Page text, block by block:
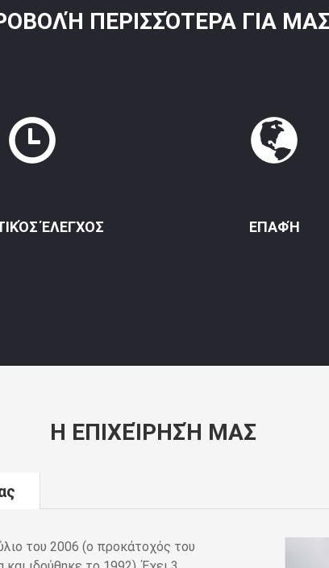
ΠΕΡΙΣΣΌΤΕΡΑ ΓΙΑ ΜΑΣ
ΈΛΕΓΧΟΣ ΕΠΑΦΉ
Η ΕΠΙΧΕΊΡΗΣΉ ΜΑΣ
του 2006 (ο προκάτοχός του